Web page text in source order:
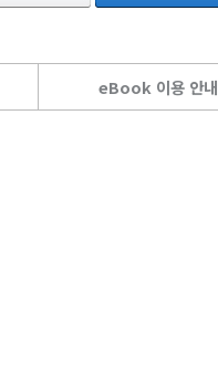
eBook 이용 안내